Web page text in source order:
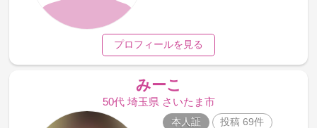
プロフィールを見る
みーこ
50代 埼玉県 さいたま市
本人証
投稿 69件